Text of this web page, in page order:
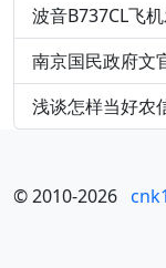
波音B737CL飞
南京国民政府文
浅谈怎样当好农
© 2010-2026